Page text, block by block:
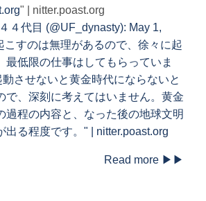
" | nitter.poast.org
４代目 (@UF_dynasty): May 1,
こすのは無理があるので、徐々に起
最低限の仕事はしてもらっていま
させないと黄金時代にならないと
で、深刻に考えてはいません。黄金
過程の内容と、なった後の地球文明
出る程度です。" | nitter.poast.org
Read more ▶▶